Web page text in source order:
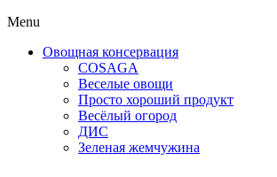
Menu
Овощная консервация
COSAGA
Веселые овощи
Просто хороший продукт
Весёлый огород
ДИС
Зеленая жемчужина